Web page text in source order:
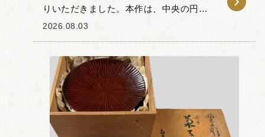
りいただきました。本作は、中央の円窓
に花文を配し、その周囲に松・竹・梅の
の縁を彩る規則的...
2026.08.03